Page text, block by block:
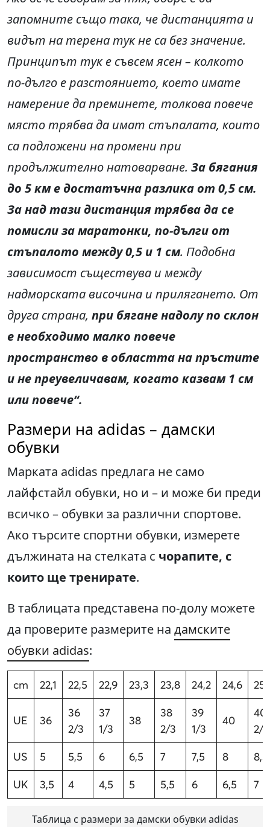
запомните също така, че дистанцията и
видът на терена тук не са без значение.
Принципът тук е съвсем ясен – колкото
по-дълго е разстоянието, което имате
намерение да преминете, толкова повече
място трябва да имат стъпалата, които
са подложени на промени при
продължително натоварване. За бягания
до 5 км е достатъчна разлика от 0,5 см.
За над тази дистанция трябва да се
помисли за маратонки, по-дълги от
стъпалото между 0,5 и 1 см. Подобна
зависимост съществува и между
надморската височина и прилягането. От
друга страна, при бягане надолу по склон
е необходимо малко повече
пространство в областта на пръстите
и не преувеличавам, когато казвам 1 см
или повече“.
Размери на adidas – дамски
обувки
Марката adidas предлага не само
лайфстайл обувки, но и – и може би преди
всичко – обувки за различни спортове.
Ако търсите спортни обувки, измерете
дължината на стелката с чорапите, с
които ще тренирате.
В таблицата представена по-долу можете
да проверите размерите на дамските
обувки adidas:
cm 22,1 22,5 22,9 23,3 23,8 24,2 24,6 25
UE 36
36
2/3
37
1/3
38
38
2/3
39
1/3
40
40
2/3
US
5 5,5 6 6,5 7 7,5 8
8,5
UK
3,5 4 4,5 5 5,5 6 6,5 7
Таблица с размери за дамски обувки adidas